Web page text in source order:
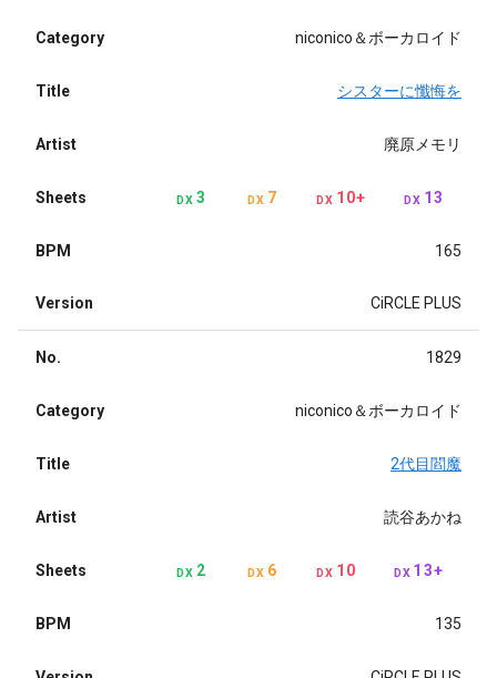
Category niconico＆ボーカロイド
Title シスターに懺悔を
Artist 廃原メモリ
Sheets DX 3 DX 7 DX 10+ DX 13
BPM 165
Version CiRCLE PLUS
No. 1829
Category niconico＆ボーカロイド
Title 2代目閻魔
Artist 読谷あかね
Sheets DX 2 DX 6 DX 10 DX 13+
BPM 135